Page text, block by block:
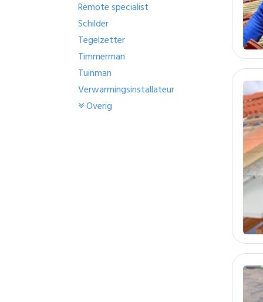
Remote specialist
Schilder
Tegelzetter
Timmerman
Tuinman
Verwarmingsinstallateur
Overig